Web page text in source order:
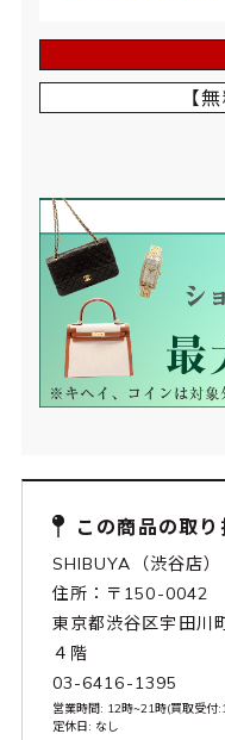
【
この商品の取
SHIBUYA（渋谷店）
住所：〒150-0042
東京都渋谷区宇田
４階
03-6416-1395
営業時間: 12時~21時(買取受付
定休日: なし